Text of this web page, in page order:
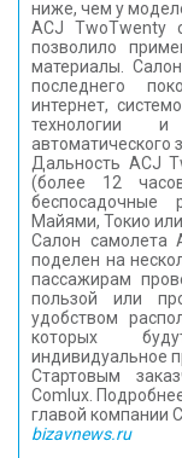
ниже, чем у
ACJ TwoTwenty
позволило
материалы.
последнего
интернет,
технологии
автоматического
Дальность ACJ
(более 12
Майями, Токио или
Салон самолета
поделен на
пассажирам
пользой или
удобством
которых
индивидуальное
Стартовым
Comlux.
главой компании
bizavnews.ru